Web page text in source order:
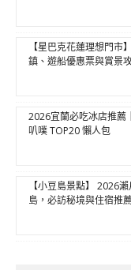
【星巴克花蓮理想門市
鎮、遊船優惠票與賞景
2026宜蘭必吃冰店推薦
叭噗 TOP20 懶人包
【小豆島景點】 2026
島，必訪秘境與住宿推